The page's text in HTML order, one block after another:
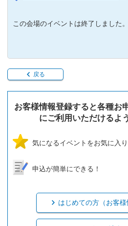
この会場のイベントは終了しました。
戻る
お客様情報登録すると各種お
にご利用いただけるよ
気になるイベントをお気に入
申込が簡単にできる！
はじめての方（お客様